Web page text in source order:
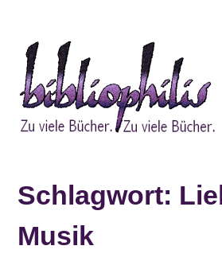
springen
Schlagwort:
Musik